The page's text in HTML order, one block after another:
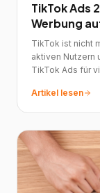
TikTok Ads
Werbung
TikTok ist nicht
aktiven Nutzern
TikTok Ads für
Artikel lesen